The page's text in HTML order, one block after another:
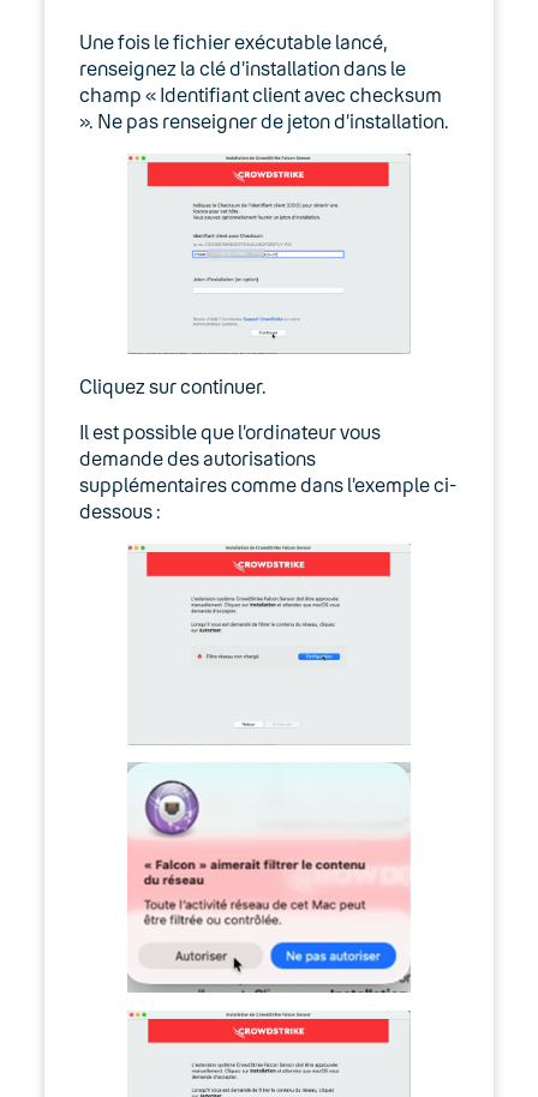
Une fois le fichier exécutable lancé,
renseignez la clé d’installation dans le
champ « Identifiant client avec checksum
». Ne pas renseigner de jeton d’installation.
Cliquez sur continuer.
Il est possible que l’ordinateur vous
demande des autorisations
supplémentaires comme dans l’exemple ci-
dessous :